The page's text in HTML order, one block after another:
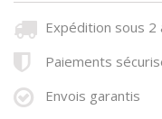
Expédition sous
Paiements
Envois garantis